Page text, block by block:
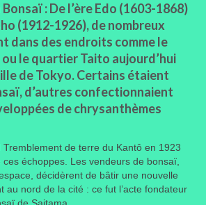
: De l’ère Edo (1603-1868)
(1912-1926), de nombreux
dans des endroits comme le
le quartier Taito aujourd’hui
de Tokyo. Certains étaient
d’autres confectionnaient
de chrysanthèmes
de terre du Kantô en 1923
échoppes. Les vendeurs de bonsaï,
décidèrent de bâtir une nouvelle
au nord de la cité : ce fut l’acte fondateur